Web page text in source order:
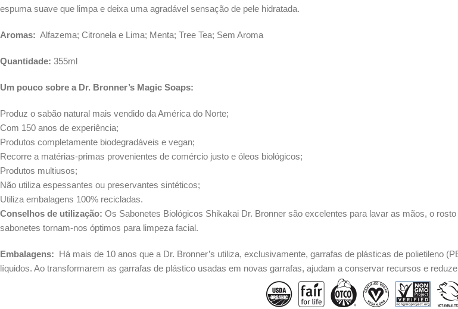
espuma suave que limpa e deixa uma agradável sensação de pele hidratada.
Aromas: Alfazema; Citronela e Lima; Menta; Tree Tea; Sem Aroma
Quantidade: 355ml
Um pouco sobre a Dr. Bronner’s Magic Soaps:
Produz o sabão natural mais vendido da América do Norte;
Com 150 anos de experiência;
Produtos completamente biodegradáveis e vegan;
Recorre a matérias-primas provenientes de comércio justo e óleos biológicos;
Produtos multiusos;
Não utiliza espessantes ou preservantes sintéticos;
Utiliza embalagens 100% recicladas.
Conselhos de utilização: Os Sabonetes Biológicos Shikakai Dr. Bronner são excelentes para lavar as mãos, o
sabonetes tornam-nos óptimos para limpeza facial.
Embalagens: Há mais de 10 anos que a Dr. Bronner’s utiliza, exclusivamente, garrafas de plásticas de polietileno
líquidos. Ao transformarem as garrafas de plástico usadas em novas garrafas, ajudam a conservar recursos e